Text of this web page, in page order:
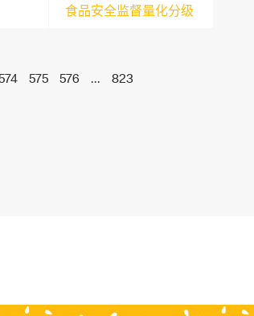
食品安全监督量化分级
575 576 ... 823